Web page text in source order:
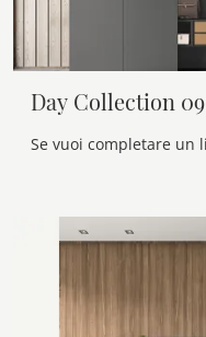
Day Collection 09